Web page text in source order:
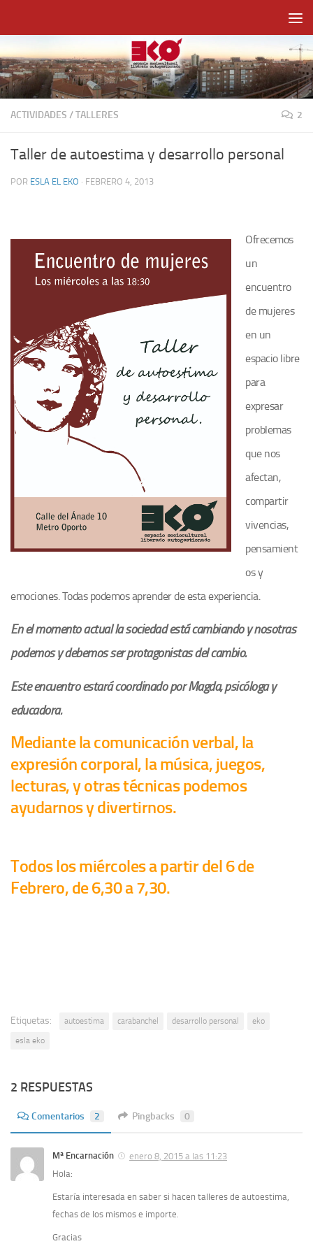
ACTIVIDADES /TALLERES 2
Taller de autoestima y desarrollo personal
POR ESLA EL EKO · FEBRERO 4, 2013
Ofrecemos
un
encuentro
de mujeres
en un
espacio libre
para
expresar
problemas
que nos
afectan,
compartir
vivencias,
pensamient
os y
emociones. Todas podemos aprender de esta experiencia.
En el momento actual la sociedad está cambiando y nosotras
podemos y debemos ser protagonistas del cambio.
Este encuentro estará coordinado por Magda, psicóloga y
educadora.
Mediante la comunicación verbal, la
expresión corporal, la música, juegos,
lecturas, y otras técnicas podemos
ayudarnos y divertirnos.
Todos los miércoles a partir del 6 de
Febrero, de 6,30 a 7,30.
Etiquetas: autoestima carabanchel desarrollo personal
eko
esla eko
2 RESPUESTAS
Comentarios 2 Pingbacks 0
Mª Encarnación
enero 8, 2015 a las 11:23
Hola:
Estaría interesada en saber si hacen talleres de autoestima,
fechas de los mismos e importe.
Gracias